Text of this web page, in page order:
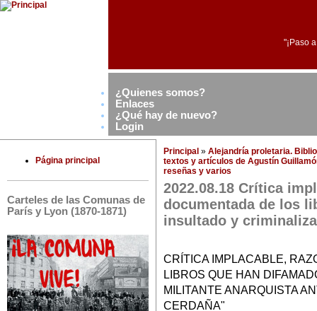
"¡Paso
¿Quienes somos?
Enlaces
¿Qué hay de nuevo?
Login
Página principal
Carteles de las Comunas de
París y Lyon (1870-1871)
Principal » Alejandría proletaria.
textos y artículos de Agustín
reseñas y varios
2022.08.18 Crítica
documentada de los
insultado y
CRÍTICA IMPLACABLE,
LIBROS QUE HAN
MILITANTE ANARQUISTA
CERDAÑA"